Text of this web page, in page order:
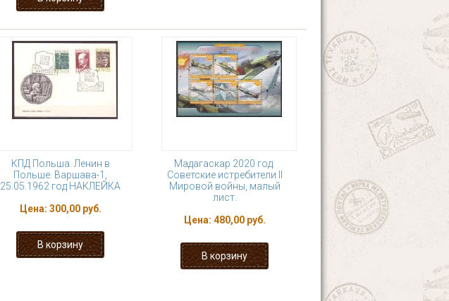
КПД Польша. Ленин в
Польше. Варшава-1,
25.05.1962 год НАКЛЕЙКА
Цена: 300,00 руб.
Мадагаскар 2020 год.
Советские истребители II
Мировой войны, малый
лист.
Цена: 480,00 руб.